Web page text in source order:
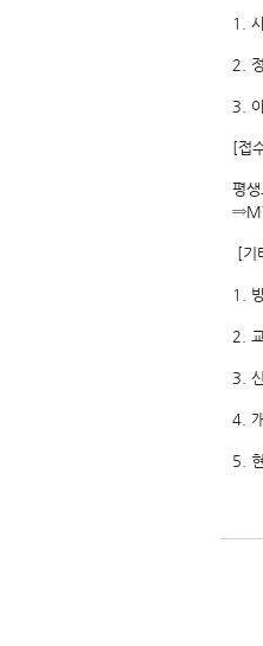
1.
2.
3.
[접
평
[기
1.
2.
3.
4.
5.